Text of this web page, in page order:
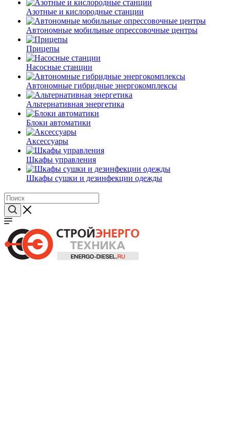
Азотные и кислородные станции
Автономные мобильные опрессовочные центры
Прицепы
Насосные станции
Автономные гибридные энергокомплексы
Альтернативная энергетика
Блоки автоматики
Аксессуары
Шкафы управления
Шкафы сушки и дезинфекции одежды